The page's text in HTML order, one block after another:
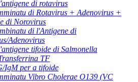
di rotavirus
di Rotavirus + Adenovirus +
di Norovirus
di l'Antigene di
Adenovirus
tifoide di Salmonella
TF
IgM per a tifoide
Vibro Cholerae O139 (VC